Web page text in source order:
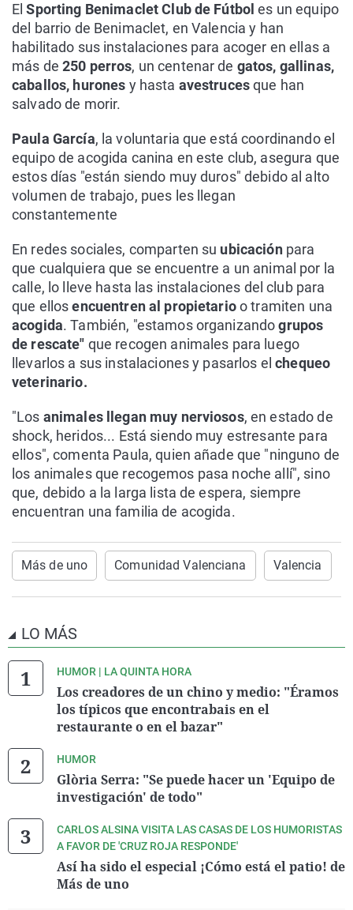
ElSporting Benimaclet Club de Fútbol es un equipo
del barrio de Benimaclet, en Valencia y han
habilitado sus instalaciones para acoger en ellas a
más de 250 perros, un centenar de gatos, gallinas,
caballos, hurones y hasta avestrucesque han
salvado de morir.
Paula García, la voluntaria que está coordinando el
equipo de acogida canina en este club, asegura que
estos días "están siendo muy duros" debido al alto
volumen de trabajo, pues les llegan
constantemente
En redes sociales, comparten su ubicación para
que cualquiera que se encuentre a un animal por la
calle, lo lleve hasta las instalaciones del club para
que ellosencuentren al propietarioo tramiten una
acogida. También, "estamos organizandogrupos
de rescate" que recogen animales para luego
llevarlos a sus instalaciones y pasarlos elchequeo
veterinario.
"Los animales llegan muy nerviosos, en estado de
shock, heridos... Está siendo muy estresante para
ellos", comenta Paula, quien añade que "ninguno de
los animales que recogemos pasa noche allí", sino
que, debido a la larga lista de espera, siempre
encuentran una familia de acogida.
Más de uno Comunidad Valenciana Valencia
LO MÁS
HUMOR | LA QUINTA HORA
Los creadores de un chino y medio: "Éramos
los típicos que encontrabais en el
restaurante o en el bazar"
HUMOR
Glòria Serra: "Se puede hacer un 'Equipo de
investigación' de todo"
CARLOS ALSINA VISITA LAS CASAS DE LOS HUMORISTAS
A FAVOR DE 'CRUZ ROJA RESPONDE'
Así ha sido el especial ¡Cómo está el patio! de
Más de uno